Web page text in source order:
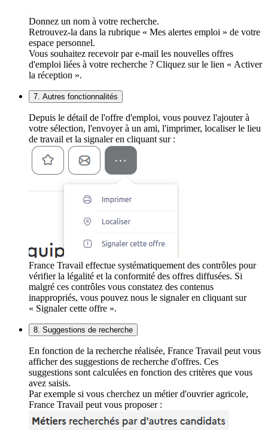
Donnez un nom à votre recherche.
Retrouvez-la dans la rubrique « Mes alertes emploi » de votre
espace personnel.
Vous souhaitez recevoir par e-mail les nouvelles offres
d'emploi liées à votre recherche ? Cliquez sur le lien « Activer
la réception ».
7. Autres fonctionnalités
Depuis le détail de l'offre d'emploi, vous pouvez l'ajouter à
votre sélection, l'envoyer à un ami, l'imprimer, localiser le lieu
de travail et la signaler en cliquant sur :
France Travail effectue systématiquement des contrôles pour
vérifier la légalité et la conformité des offres diffusées. Si
malgré ces contrôles vous constatez des contenus
inappropriés, vous pouvez nous le signaler en cliquant sur
« Signaler cette offre ».
8. Suggestions de recherche
En fonction de la recherche réalisée, France Travail peut vous
afficher des suggestions de recherche d'offres. Ces
suggestions sont calculées en fonction des critères que vous
avez saisis.
Par exemple si vous cherchez un métier d'ouvrier agricole,
France Travail peut vous proposer :